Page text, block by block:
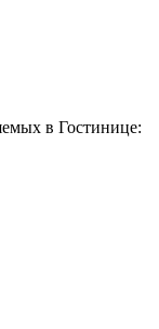
в Гостинице: